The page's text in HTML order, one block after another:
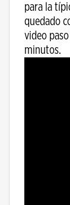
para la
quedado
video
minutos.